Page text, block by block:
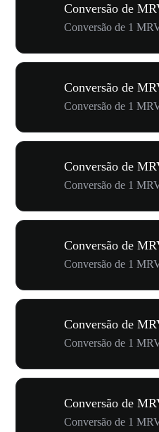
Conversão de
Conversão de 1
Conversão de
Conversão de 1
Conversão de
Conversão de 1
Conversão de
Conversão de
Conversão de 1
Conversão de
Conversão de 1